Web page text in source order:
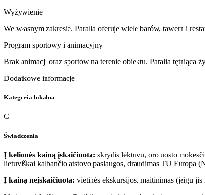
Wyżywienie
We własnym zakresie. Paralia oferuje wiele barów, tawern i
Program sportowy i animacyjny
Brak animacji oraz sportów na terenie obiektu. Paralia tętniąca
Dodatkowe informacje
Kategoria lokalna
C
Świadczenia
Į kelionės kainą įskaičiuota: skrydis lėktuvu, oro uosto
lietuviškai kalbančio atstovo paslaugos, draudimas TU Europa
Į kainą neįskaičiuota: vietinės ekskursijos, maitinimas (jeigu